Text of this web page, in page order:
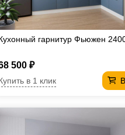
гарнитур Фьюжен
500 ₽
в 1 клик